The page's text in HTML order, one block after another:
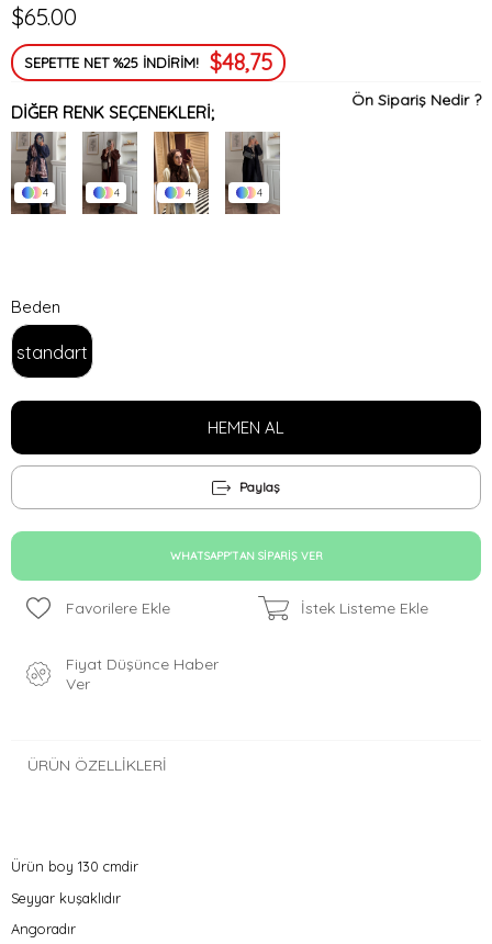
$65.00
SEPETTE NET %25 İNDİRİM! $48,75
Ön Sipariş Nedir ?
DIĞER RENK SEÇENEKLERI;
4 4 4 4
Beden
standart
Paylaş
WHATSAPP'TAN SIPARIŞ VER
Favorilere Ekle İstek Listeme Ekle
Fiyat Düşünce Haber
Ver
ÜRÜN ÖZELLIKLERI
Ürün boy 130 cmdir
Seyyar kuşaklıdır
Angoradır